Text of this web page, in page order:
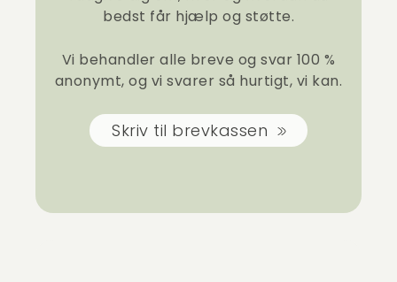
bedst får hjælp og støtte.
Vi behandler alle breve og svar 100 %
anonymt, og vi svarer så hurtigt, vi kan.
Skriv til brevkassen